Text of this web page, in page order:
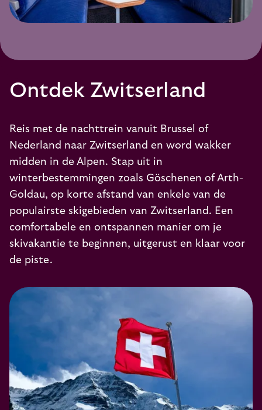
Ontdek Zwitserland
Reis met de nachttrein vanuit Brussel of
Nederland naar Zwitserland en word wakker
midden in de Alpen. Stap uit in
winterbestemmingen zoals Göschenen of Arth-
Goldau, op korte afstand van enkele van de
populairste skigebieden van Zwitserland. Een
comfortabele en ontspannen manier om je
skivakantie te beginnen, uitgerust en klaar voor
de piste.